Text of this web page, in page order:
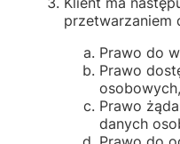
przetwarzaniem
Prawo do
Prawo
osobowych,
Prawo
danych